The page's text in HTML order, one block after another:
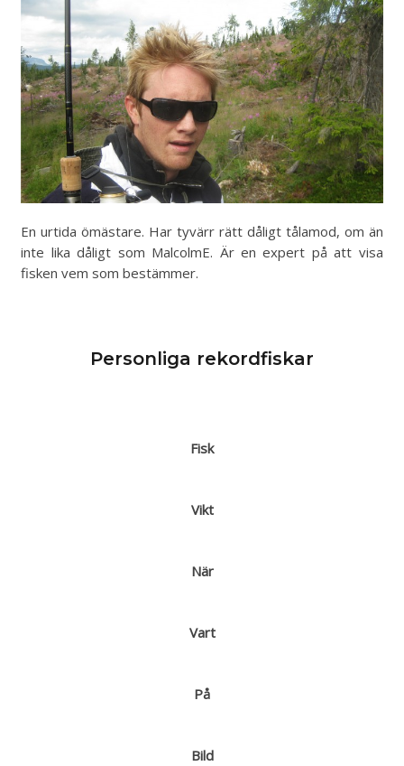
En urtida ömästare. Har tyvärr rätt dåligt tålamod, om än
inte lika dåligt som MalcolmE. Är en expert på att visa
fisken vem som bestämmer.
Personliga rekordfiskar
Fisk
Vikt
När
Vart
På
Bild